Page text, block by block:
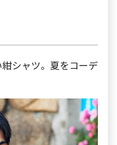
シャツ。夏をコーデ